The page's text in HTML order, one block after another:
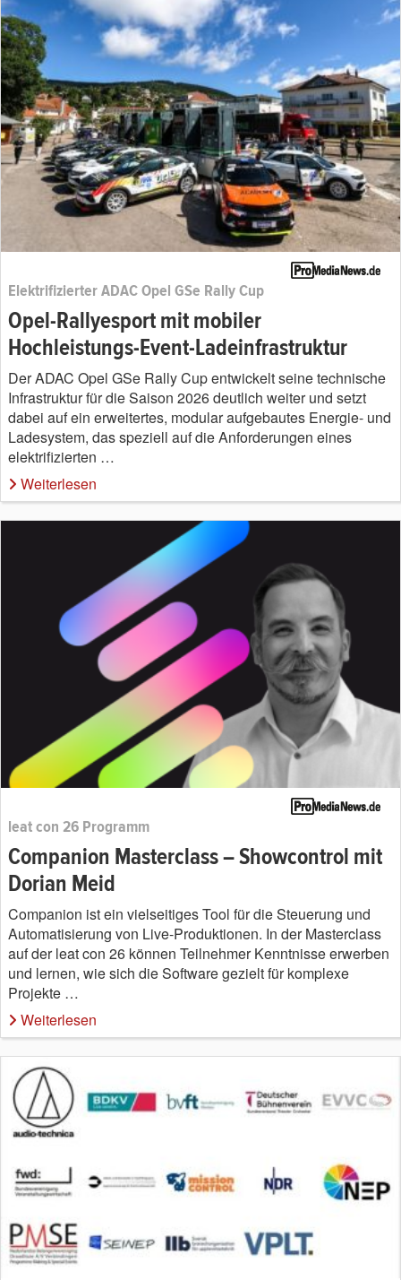
Elektrifizierter ADAC Opel GSe Rally Cup
Opel-Rallyesport mit mobiler
Hochleistungs-Event-Ladeinfrastruktur
Der ADAC Opel GSe Rally Cup entwickelt seine technische
Infrastruktur für die Saison 2026 deutlich weiter und setzt
dabei auf ein erweitertes, modular aufgebautes Energie- und
Ladesystem, das speziell auf die Anforderungen eines
elektrifizierten …
Weiterlesen
leat con 26 Programm
Companion Masterclass – Showcontrol mit
Dorian Meid
Companion ist ein vielseitiges Tool für die Steuerung und
Automatisierung von Live-Produktionen. In der Masterclass
auf der leat con 26 können Teilnehmer Kenntnisse erwerben
und lernen, wie sich die Software gezielt für komplexe
Projekte …
Weiterlesen